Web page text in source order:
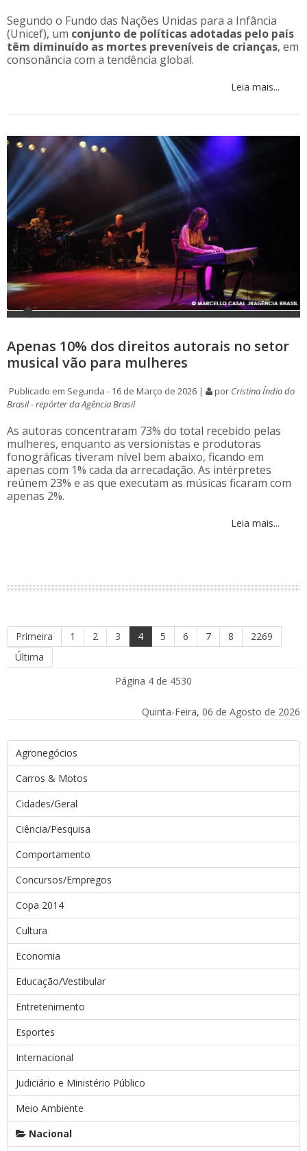
Segundo o Fundo das Nações Unidas para a Infância
(Unicef), um conjunto de políticas adotadas pelo país
têm diminuído as mortes preveníveis de crianças, em
consonância com a tendência global.
Leia mais...
Apenas 10% dos direitos autorais no setor
musical vão para mulheres
Publicado em Segunda - 16 de Março de 2026 | por Cristina Índio do
Brasil - repórter da Agência Brasil
As autoras concentraram 73% do total recebido pelas
mulheres, enquanto as versionistas e produtoras
fonográficas tiveram nível bem abaixo, ficando em
apenas com 1% cada da arrecadação. As intérpretes
reúnem 23% e as que executam as músicas ficaram com
apenas 2%.
Leia mais...
Primeira 1 2 3 4 5 6 7 8
2269
Última
Página 4 de 4530
Quinta-Feira, 06 de Agosto de 2026
Agronegócios
Carros & Motos
Cidades/Geral
Ciência/Pesquisa
Comportamento
Concursos/Empregos
Copa 2014
Cultura
Economia
Educação/Vestibular
Entretenimento
Esportes
Internacional
Judiciário e Ministério Público
Meio Ambiente
Nacional